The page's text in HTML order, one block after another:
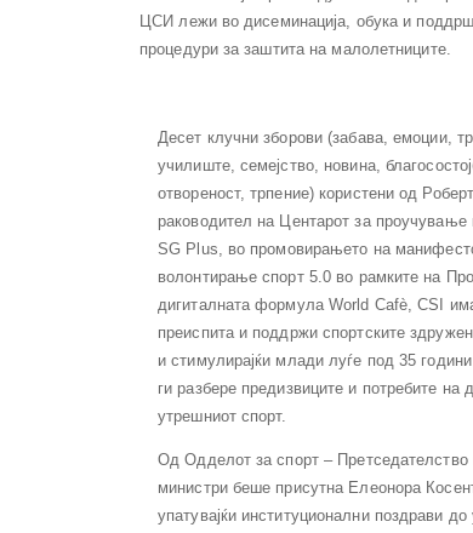
ЦСИ лежи во дисеминација, обука и
процедури за заштита на малолетниците.
Десет клучни зборови (забава, емоции,
училиште, семејство, новина,
отвореност, трпение) користени од
раководител на Центарот за
SG Plus, во промовирањето на
волонтирање спорт 5.0 во рамките на
дигиталната формула World Cafè, CSI
преиспита и поддржи спортските
и стимулирајќи млади луѓе под 35
ги разбере предизвиците и потребите на
утрешниот спорт.
Од Одделот за спорт – Претседателство
министри беше присутна Елеонора
упатувајќи институционални поздрави до